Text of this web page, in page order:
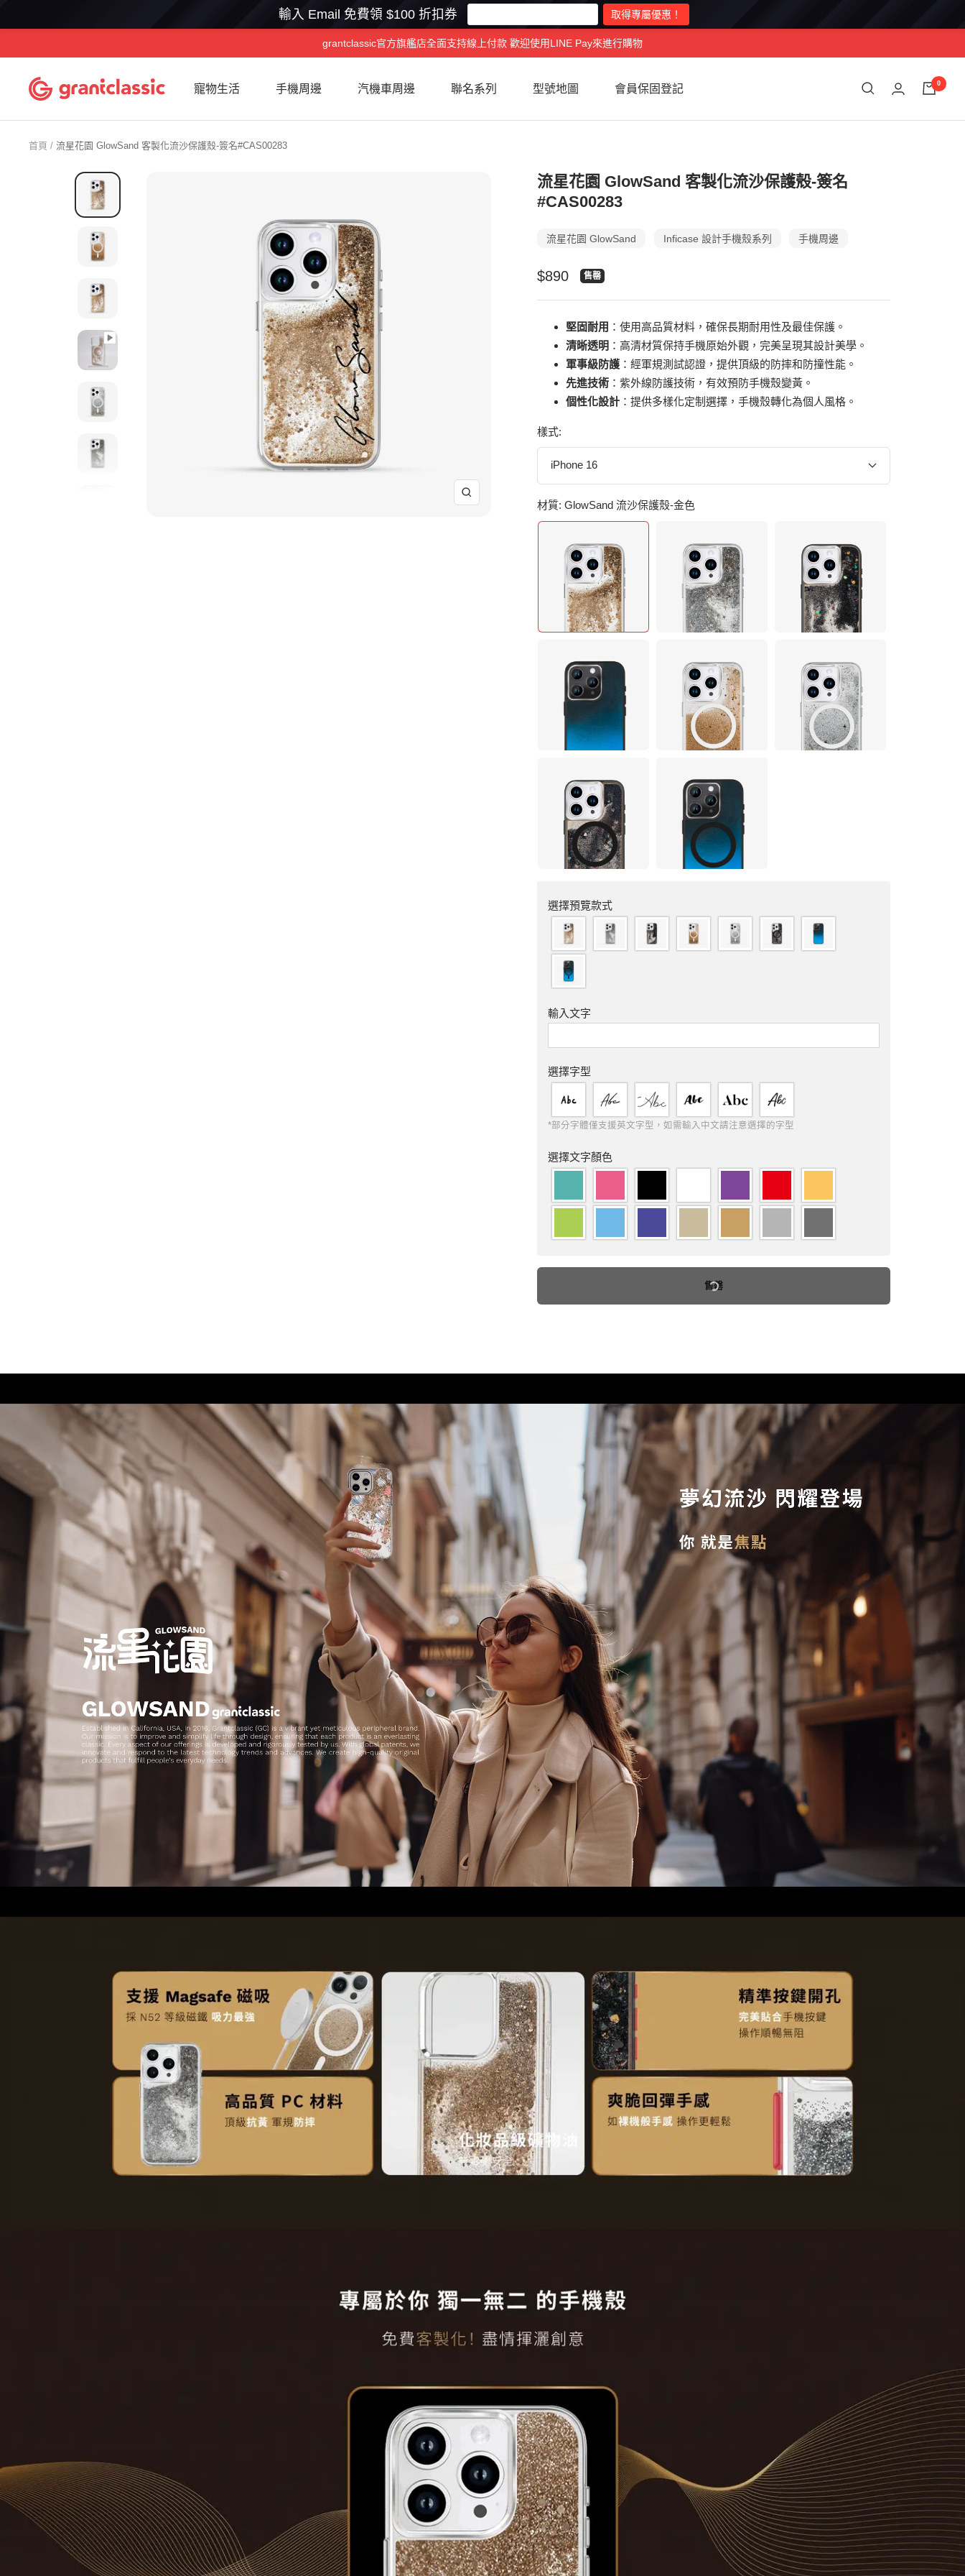
輸入 Email 免費領 $100 折扣券
至
grantclassic官方旗艦店全面支持線上付款 歡迎使用LINE Pay來進行購物
寵物生活 手機周邊 汽機車周邊 聯名系列 型號地圖 會員保固登記
grantclassic
特
經
典
0
首頁 流星花園 GlowSand 客製化流沙保護殼-簽名#CAS00283
放
流星花園 GlowSand 客製化流沙保護殼-簽名
#CAS00283
流星花園 GlowSand Inficase 設計手機殼系列 手機周邊
特
價
$890 售罄
堅固耐用 ：使用高品質材料，確保長期耐用性及最佳保護。
清晰透明 ：高清材質保持手機原始外觀，完美呈現其設計美學。
軍事級防護 ：經軍規測試認證，提供頂級的防摔和防撞性能。
先進技術 ：紫外線防護技術，有效預防手機殼變黃。
個性化設計 ：提供多樣化定制選擇，手機殼轉化為個人風格。
樣式:
iPhone 16
材質:GlowSand 流沙保護殼-金色
選擇預覽款式
輸入文字
選擇字型
*部分字體僅支援英文字型，如需輸入中文請注意選擇的字型
選擇文字顏色
售罄